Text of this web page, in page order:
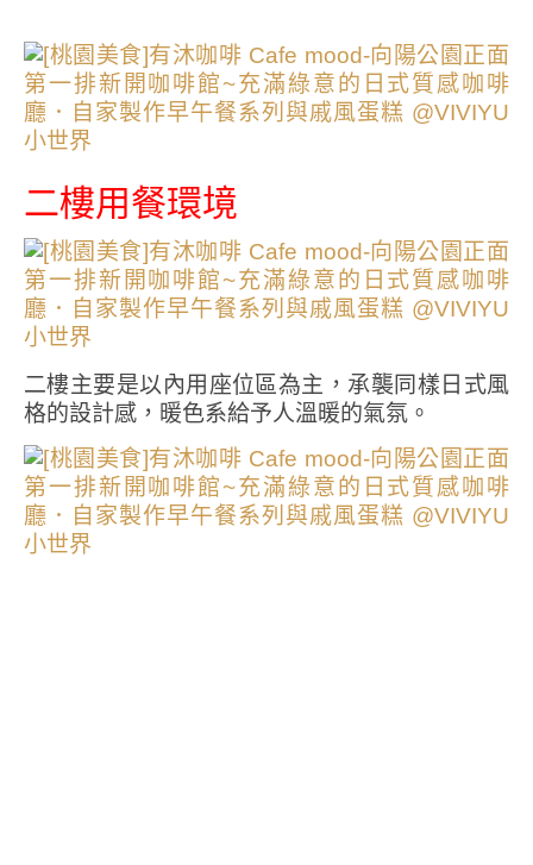
二樓用餐環境
二樓主要是以內用座位區為主，承襲同樣日式風
格的設計感，暖色系給予人溫暖的氣氛。